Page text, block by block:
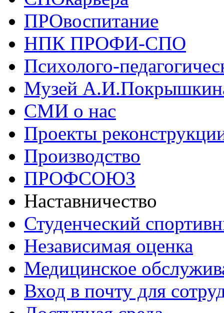
ПРОвоспитание
НПК ПРОФИ-СПО
Психолого-
Музей
СМИ о нас
Проекты
Производство
ПРОФСОЮЗ
Наставничество
Студенческий
Независимая оценка
Медицинское
Вход в почту для